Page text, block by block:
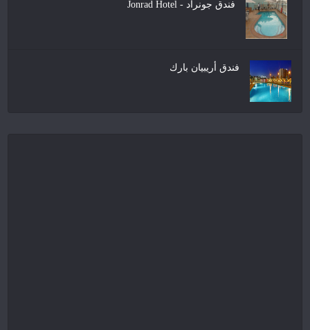
فندق جونراد - Jonrad Hotel
فندق أريبيان بارك